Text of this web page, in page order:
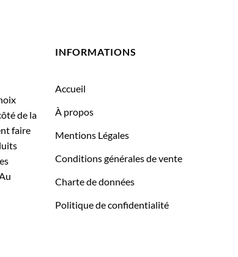
de la
faire
INFORMATIONS
Accueil
À propos
Mentions Légales
Conditions générales de vente
Charte de données
Politique de confidentialité